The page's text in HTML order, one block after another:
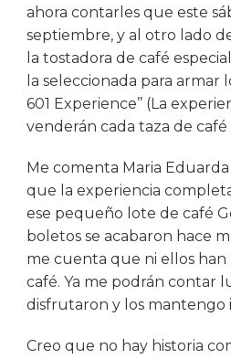
ahora contarles que este
septiembre, y al otro lado
la tostadora de café
la seleccionada para armar
601 Experience’’ (La
venderán cada taza de café
Me comenta Maria
que la experiencia
ese pequeño lote de café
boletos se acabaron hace
me cuenta que ni ellos han
café. Ya me podrán contar
disfrutaron y los mantengo
Creo que no hay historia